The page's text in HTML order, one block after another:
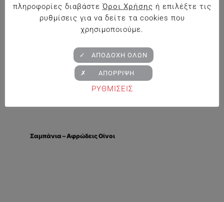
Σαμπάνια – Αφρώδεις Οίνοι
πληροφορίες διαβάστε Όροι Χρήσης ή επιλέξτε τις
ρυθμίσεις για να δείτε τα cookies που
χρησιμοποιούμε.
ΡΥΘΜΙΣΕΙΣ
✓ ΑΠΟΔΟΧΗ ΟΛΩΝ
✗ ΑΠΟΡΡΙΨΗ